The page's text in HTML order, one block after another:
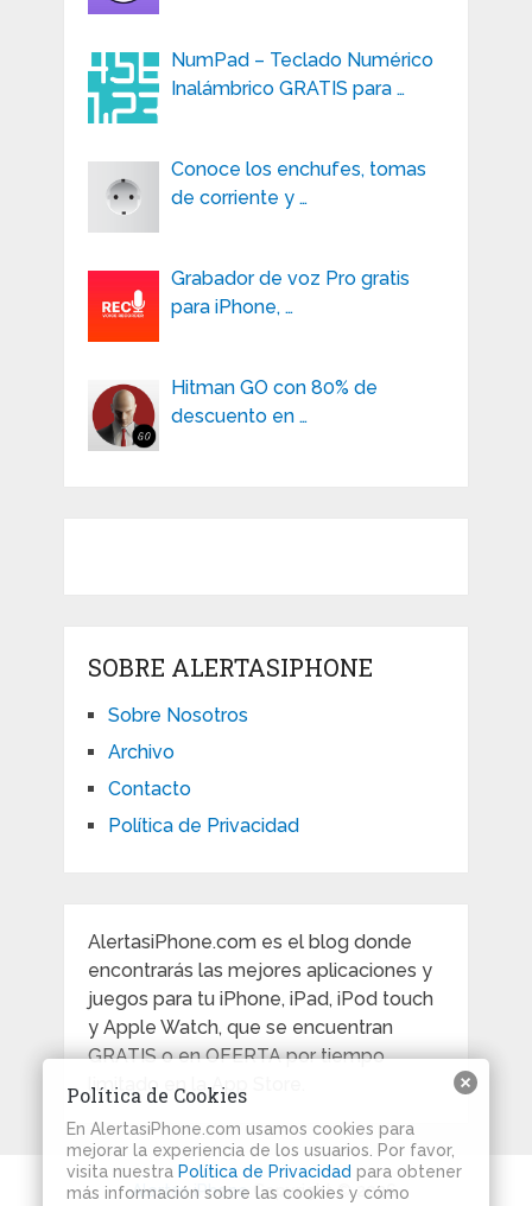
NumPad – Teclado Numérico
Inalámbrico GRATIS para …
Conoce los enchufes, tomas
de corriente y …
Grabador de voz Pro gratis
para iPhone, …
Hitman GO con 80% de
descuento en …
SOBRE ALERTASIPHONE
Sobre Nosotros
Archivo
Contacto
Política de Privacidad
AlertasiPhone.com es el blog donde
encontrarás las mejores aplicaciones y
juegos para tu iPhone, iPad, iPod touch
y Apple Watch, que se encuentran
GRATIS o en OFERTA por tiempo
limitado en la App Store.
Alertas iPhoneCopyright © 2026.
Política de Cookies
En AlertasiPhone.com usamos cookies para
mejorar la experiencia de los usuarios. Por favor,
visita nuestra Política de Privacidad para obtener
más información sobre las cookies y cómo